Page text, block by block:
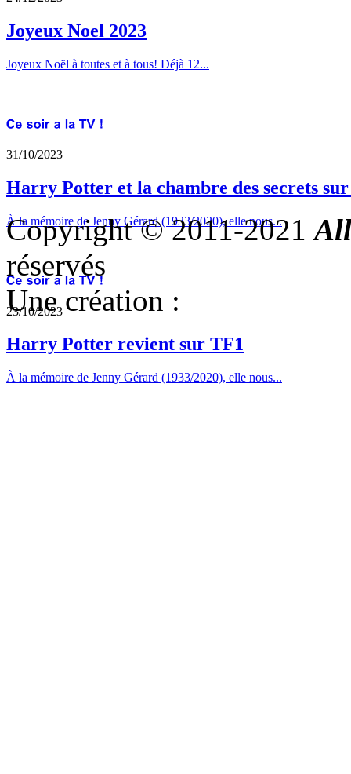
Joyeux Noel 2023
Joyeux Noël à toutes et à tous! Déjà 12...
31/10/2023
Harry Potter et la chambre des secrets
À la mémoire de Jenny Gérard (1933/2020), elle nous...
23/10/2023
Harry Potter revient sur TF1
À la mémoire de Jenny Gérard (1933/2020), elle nous...
Copyright © 2011-2021
réservés
Une création :